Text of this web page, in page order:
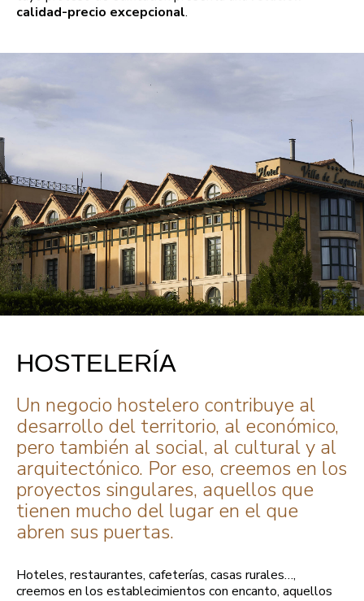
calidad-precio excepcional.
HOSTELERÍA
Un negocio hostelero contribuye al
desarrollo del territorio, al económico,
pero también al social, al cultural y al
arquitectónico. Por eso, creemos en los
proyectos singulares, aquellos que
tienen mucho del lugar en el que
abren sus puertas.
Hoteles, restaurantes, cafeterías, casas rurales…,
creemos en los establecimientos con encanto, aquellos